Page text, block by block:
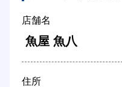
店舗名
魚屋 魚八
住所